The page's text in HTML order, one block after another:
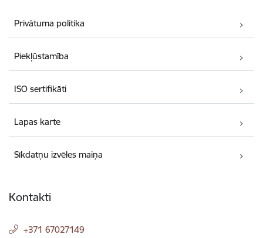
Privātuma politika
Piekļūstamība
ISO sertifikāti
Lapas karte
Sīkdatņu izvēles maiņa
Kontakti
+371 67027149